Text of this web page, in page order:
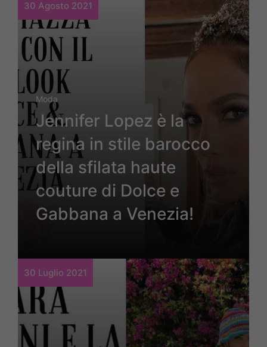
30 Agosto 2021
Moda
Jennifer Lopez è la
regina in stile barocco
della sfilata haute
couture di Dolce e
Gabbana a Venezia!
30 Luglio 2021